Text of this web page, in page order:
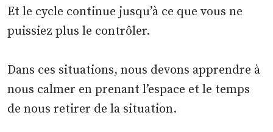
Et le cycle continue jusqu’à ce que vous ne
puissiez plus le contrôler.
Dans ces situations, nous devons apprendre à
nous calmer en prenant l’espace et le temps
de nous retirer de la situation.